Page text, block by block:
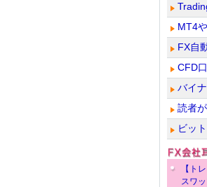
MT4
FX自
CFD
バイ
読者
ビッ
【ト
スワ